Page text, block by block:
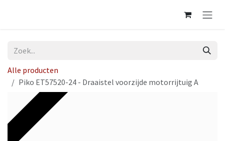
Alle producten
Piko ET57520-24 - Draaistel voorzijde motorrijtuig A
Op voorraad